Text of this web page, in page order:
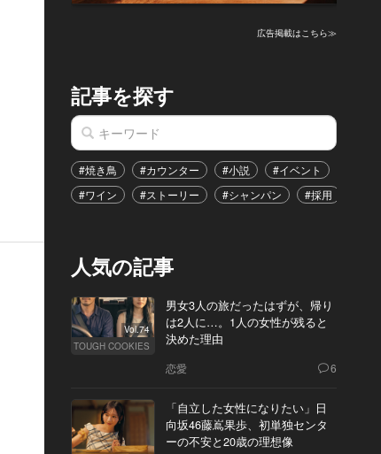
広告掲載はこちら≫
記事を探す
#焼き鳥 #カウンター #小説 #イベント
#ワイン
#ストーリー #シャンパン #採用
人気の記事
Vol.74
TOUGH COOKIES
男女3人の旅だったはずが、帰り
は2人に…。1人の女性が残ると
決めた理由
恋愛 6
「自立した女性になりたい」日
向坂46藤嶌果歩、初単独センタ
ーの不安と20歳の理想像